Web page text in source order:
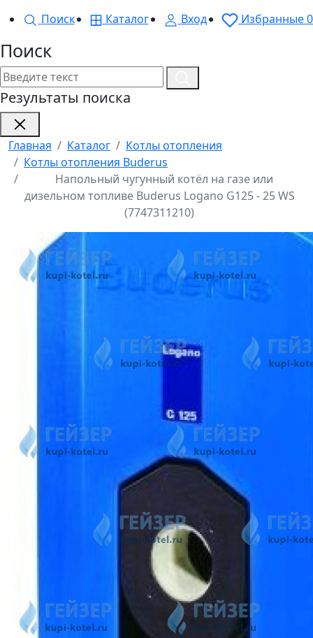
Поиск
Каталог Вход Избранные0
Поиск
Результаты поиска
Главная Каталог
Котлы отопления
Котлы отопления Buderus
Напольный чугунный котёл на газе или
дизельном топливе Buderus Logano G125 - 25 WS
(7747311210)